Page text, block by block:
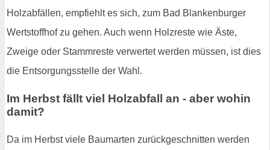
Holzabfällen, empfiehlt es sich, zum Bad Blankenburger
Wertstoffhof zu gehen. Auch wenn Holzreste wie Äste,
Zweige oder Stammreste verwertet werden müssen, ist dies
die Entsorgungsstelle der Wahl.
Im Herbst fällt viel Holzabfall an - aber wohin
damit?
Da im Herbst viele Baumarten zurückgeschnitten werden